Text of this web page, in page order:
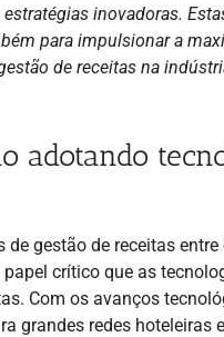
inovadoras.
para impulsionar a
de receitas na
adotando
de gestão de receitas
crítico que as
Com os avanços
grandes redes hoteleiras